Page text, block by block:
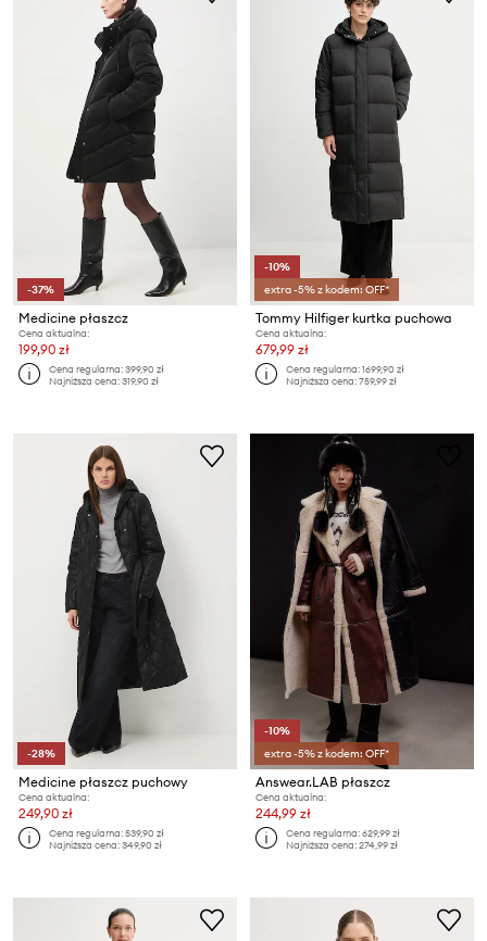
-37%
Medicine płaszcz
Cena aktualna:
199,90 zł
Cena regularna:399,90 zł
Najniższa cena:319,90 zł
-10%
extra -5% z kodem: OFF*
Tommy Hilfiger kurtka puchowa
Cena aktualna:
679,99 zł
Cena regularna:1699,90 zł
Najniższa cena:759,99 zł
-28%
Medicine płaszcz puchowy
Cena aktualna:
249,90 zł
Cena regularna:539,90 zł
Najniższa cena:349,90 zł
-10%
extra -5% z kodem: OFF*
Answear.LAB płaszcz
Cena aktualna:
244,99 zł
Cena regularna:629,99 zł
Najniższa cena:274,99 zł